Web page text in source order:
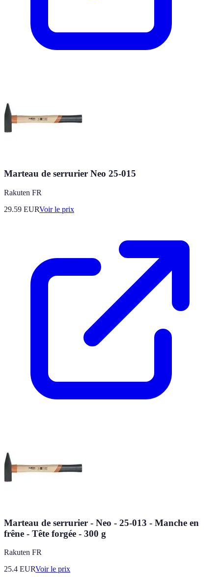
Marteau de serrurier Neo 25-015
Rakuten FR
29.59 EURVoir le prix
Marteau de serrurier - Neo - 25-013 - Manche en
frêne - Tête forgée - 300 g
Rakuten FR
25.4 EURVoir le prix